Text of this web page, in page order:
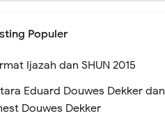
Populer
Ijazah dan SHUN 2015
Eduard Douwes Dekker dan
Douwes Dekker